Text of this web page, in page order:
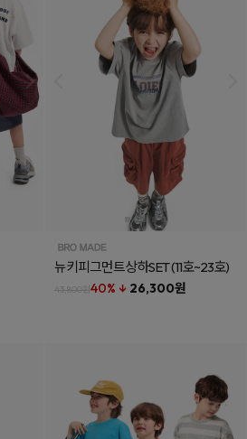
뉴키피그먼트상하SET(11호~23호)
43,800원40% ↓ 26,300원